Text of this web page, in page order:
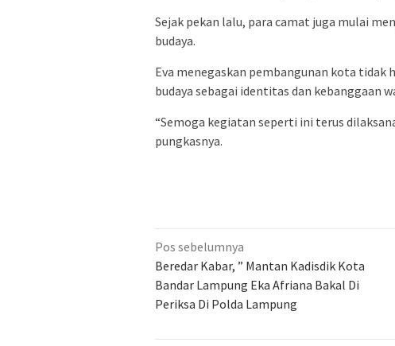
Sejak pekan lalu, para camat juga mulai
budaya.
Eva menegaskan pembangunan kota
budaya sebagai identitas dan kebanggaan
“Semoga kegiatan seperti ini terus
pungkasnya.
Navigasi
pos
Pos sebelumnya
Beredar Kabar, ” Mantan Kadisdik Kota
Bandar Lampung Eka Afriana Bakal Di
Periksa Di Polda Lampung